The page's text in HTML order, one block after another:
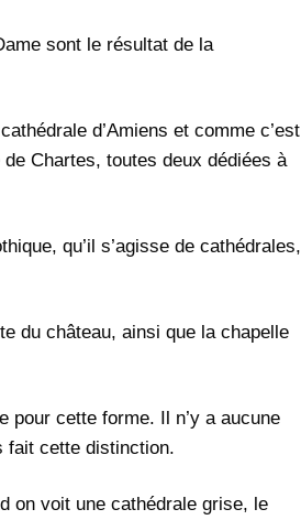
sont le résultat de la
d’Amiens et comme c’est
Chartes, toutes deux dédiées à
qu’il s’agisse de cathédrales,
du château, ainsi que la chapelle
pour cette forme. Il n’y a aucune
fait cette distinction.
on voit une cathédrale grise, le